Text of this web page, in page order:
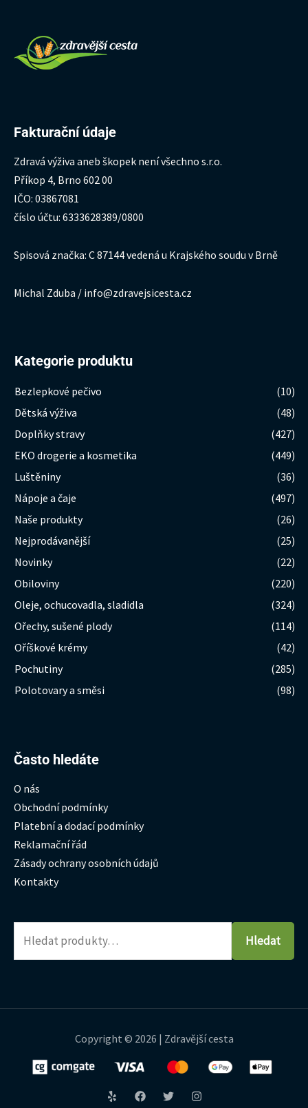
Fakturační údaje
Zdravá výživa aneb škopek není všechno s.r.o.
Příkop 4, Brno 602 00
IČO: 03867081
číslo účtu: 6333628389/0800
Spisová značka: C 87144 vedená u Krajského soudu v Brně
Michal Zduba / info@zdravejsicesta.cz
Kategorie produktu
Bezlepkové pečivo
(10)
Dětská výživa
(48)
Doplňky stravy
(427)
EKO drogerie a kosmetika
(449)
Luštěniny
(36)
Nápoje a čaje
(497)
Naše produkty
(26)
Nejprodávanější
(25)
Novinky
(22)
Obiloviny
(220)
Oleje, ochucovadla, sladidla
(324)
Ořechy, sušené plody
(114)
Oříškové krémy
(42)
Pochutiny
(285)
Polotovary a směsi
(98)
Často hledáte
O nás
Obchodní podmínky
Platební a dodací podmínky
Reklamační řád
Zásady ochrany osobních údajů
Kontakty
Hledat:
Hledat
Copyright © 2026 | Zdravější cesta